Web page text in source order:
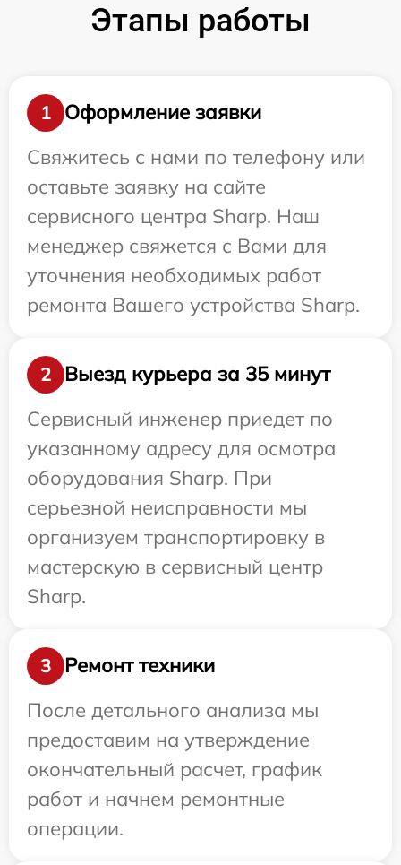
Этапы работы
1
Оформление заявки
Свяжитесь с нами по телефону или
оставьте заявку на сайте
сервисного центра Sharp. Наш
менеджер свяжется с Вами для
уточнения необходимых работ
ремонта Вашего устройства Sharp.
2
Выезд курьера за 35 минут
Сервисный инженер приедет по
указанному адресу для осмотра
оборудования Sharp. При
серьезной неисправности мы
организуем транспортировку в
мастерскую в сервисный центр
Sharp.
3
Ремонт техники
После детального анализа мы
предоставим на утверждение
окончательный расчет, график
работ и начнем ремонтные
операции.